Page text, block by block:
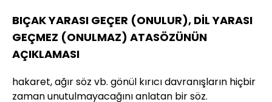
BIÇAK YARASI GEÇER (ONULUR), DİL YARASI
GEÇMEZ (ONULMAZ) ATASÖZÜNÜN
AÇIKLAMASI
hakaret, ağır söz vb. gönül kırıcı davranışların hiçbir
zaman unutulmayacağını anlatan bir söz.